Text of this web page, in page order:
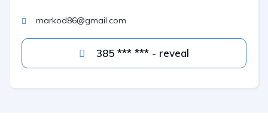
markod86@gmail.com
385 *** *** - reveal